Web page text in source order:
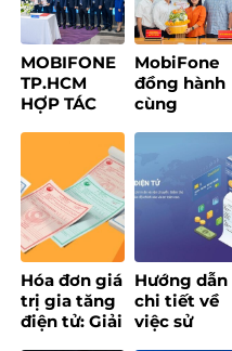
MOBIFONE
TP.HCM
HỢP TÁC
XÂY DỰNG
NỀN TẢNG
CREATOR
ECONOMY
MobiFone
đồng hành
cùng
thúc đẩy
chuyển đổi
dựng chính
ứng dụng
AI
Hóa đơn giá
trị gia tăng
điện tử: Giải
Hướng dẫn
chi tiết về
việc sử